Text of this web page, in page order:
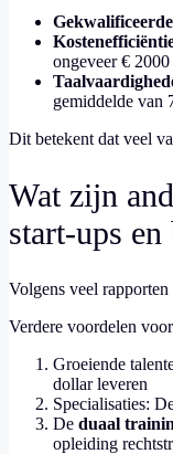
ongeveer € 2000
gemiddelde van
Dit betekent dat veel
Wat zijn
start-ups
Volgens veel
Verdere voordelen
Groeiende
dollar leveren
Specialisaties:
De duaal
opleiding